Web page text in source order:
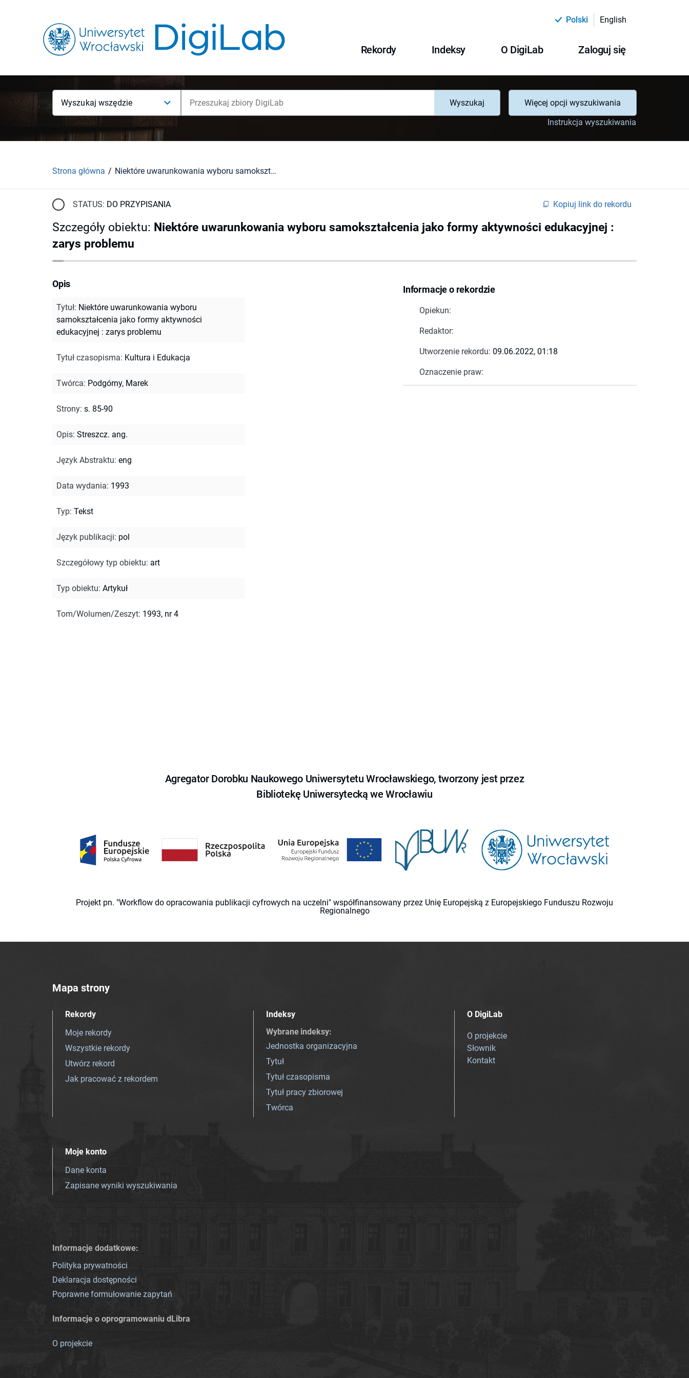
Polski English
Rekordy Indeksy O DigiLab Zaloguj się
Wyszukaj wszędzie Wyszukaj
Więcej opcji wyszukiwania
Instrukcja wyszukiwania
Strona główna Niektóre uwarunkowania wyboru samokształcenia jako formy aktywności edukacyjnej : zarys problemu
STATUS: DO PRZYPISANIA Kopiuj link do rekordu
Szczegóły obiektu: Niektóre uwarunkowania wyboru samokształcenia jako formy aktywności edukacyjnej :
zarys problemu
Informacje o rekordzie
Opiekun:
Redaktor:
Utworzenie rekordu: 09.06.2022, 01:18
Oznaczenie praw:
Opis
Tytuł: Niektóre uwarunkowania wyboru
samokształcenia jako formy aktywności
edukacyjnej : zarys problemu
Tytuł czasopisma: Kultura i Edukacja
Twórca: Podgórny, Marek
Strony: s. 85-90
Opis: Streszcz. ang.
Język Abstraktu: eng
Data wydania: 1993
Typ: Tekst
Język publikacji: pol
Szczegółowy typ obiektu: art
Typ obiektu: Artykuł
Tom/Wolumen/Zeszyt: 1993, nr 4
Agregator Dorobku Naukowego Uniwersytetu Wrocławskiego, tworzony jest przez
Bibliotekę Uniwersytecką we Wrocławiu
Projekt pn. "Workflow do opracowania publikacji cyfrowych na uczelni" współfinansowany przez Unię Europejską z Europejskiego Funduszu Rozwoju
Regionalnego
Mapa strony
Rekordy
Moje rekordy
Wszystkie rekordy
Utwórz rekord
Jak pracować z rekordem
Indeksy
Wybrane indeksy:
Jednostka organizacyjna
Tytuł
Tytuł czasopisma
Tytuł pracy zbiorowej
Twórca
O DigiLab
O projekcie
Słownik
Kontakt
Moje konto
Dane konta
Zapisane wyniki wyszukiwania
Informacje dodatkowe:
Polityka prywatności
Deklaracja dostępności
Poprawne formułowanie zapytań
Informacje o oprogramowaniu dLibra
O projekcie